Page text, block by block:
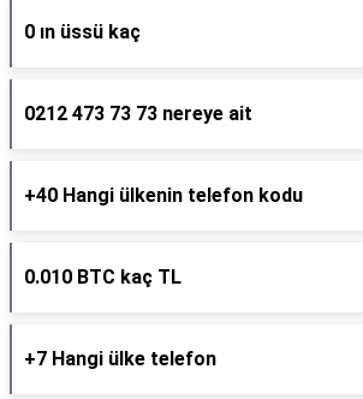
0 ın üssü kaç
0212 473 73 73 nereye ait
+40 Hangi ülkenin telefon kodu
0.010 BTC kaç TL
+7 Hangi ülke telefon